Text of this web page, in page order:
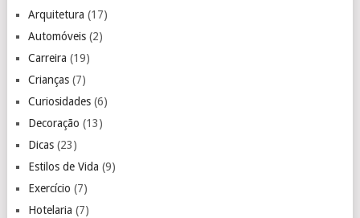
Arquitetura (17)
Automóveis(2)
Carreira (19)
Crianças(7)
Curiosidades(6)
Decoração (13)
Dicas(23)
Estilos de Vida (9)
Exercício (7)
Hotelaria (7)